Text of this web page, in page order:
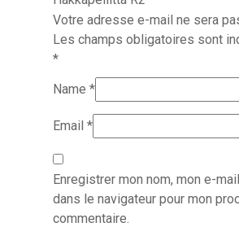
Votre adresse e-mail ne sera
Les champs obligatoires sont
*
Name *
Email *
Enregistrer mon nom, mon e-
dans le navigateur pour mon
commentaire.